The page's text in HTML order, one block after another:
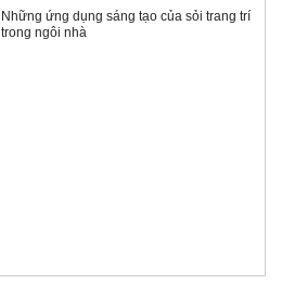
Những ứng dụng sáng tạo của sỏi trang trí
trong ngôi nhà